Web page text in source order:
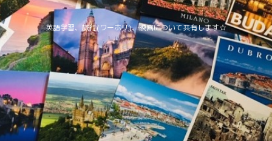
英語学習、旅行(ワーホリ)、映画について共有します☆